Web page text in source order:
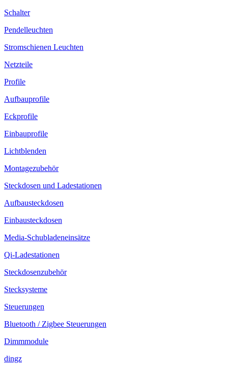
Schalter
Pendelleuchten
Stromschienen Leuchten
Netzteile
Profile
Aufbauprofile
Eckprofile
Einbauprofile
Lichtblenden
Montagezubehör
Steckdosen und Ladestationen
Aufbausteckdosen
Einbausteckdosen
Media-Schubladeneinsätze
Qi-Ladestationen
Steckdosenzubehör
Stecksysteme
Steuerungen
Bluetooth / Zigbee Steuerungen
Dimmmodule
dingz